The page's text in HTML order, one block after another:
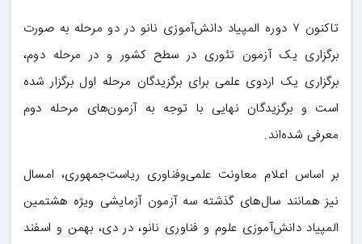
تاکنون ۷ دوره المپیاد دانش‌آموزی نانو در دو مرحله به صورت
برگزاری یک آزمون تئوری در سطح کشور و در مرحله دوم،
برگزاری یک اردوی علمی برای برگزیدگان مرحله اول برگزار شده
است و برگزیدگان نهایی با توجه به آزمون‌های مرحله دوم
معرفی شده‌اند.
بر اساس اعلام معاونت علمی‌وفناوری ریاست‌جمهوری، امسال
نیز همانند سال‌های گذشته سه آزمون آزمایشی ویژه هشتمین
المپیاد دانش‌آموزی علوم و فناوری نانو، در دی، بهمن و اسفند